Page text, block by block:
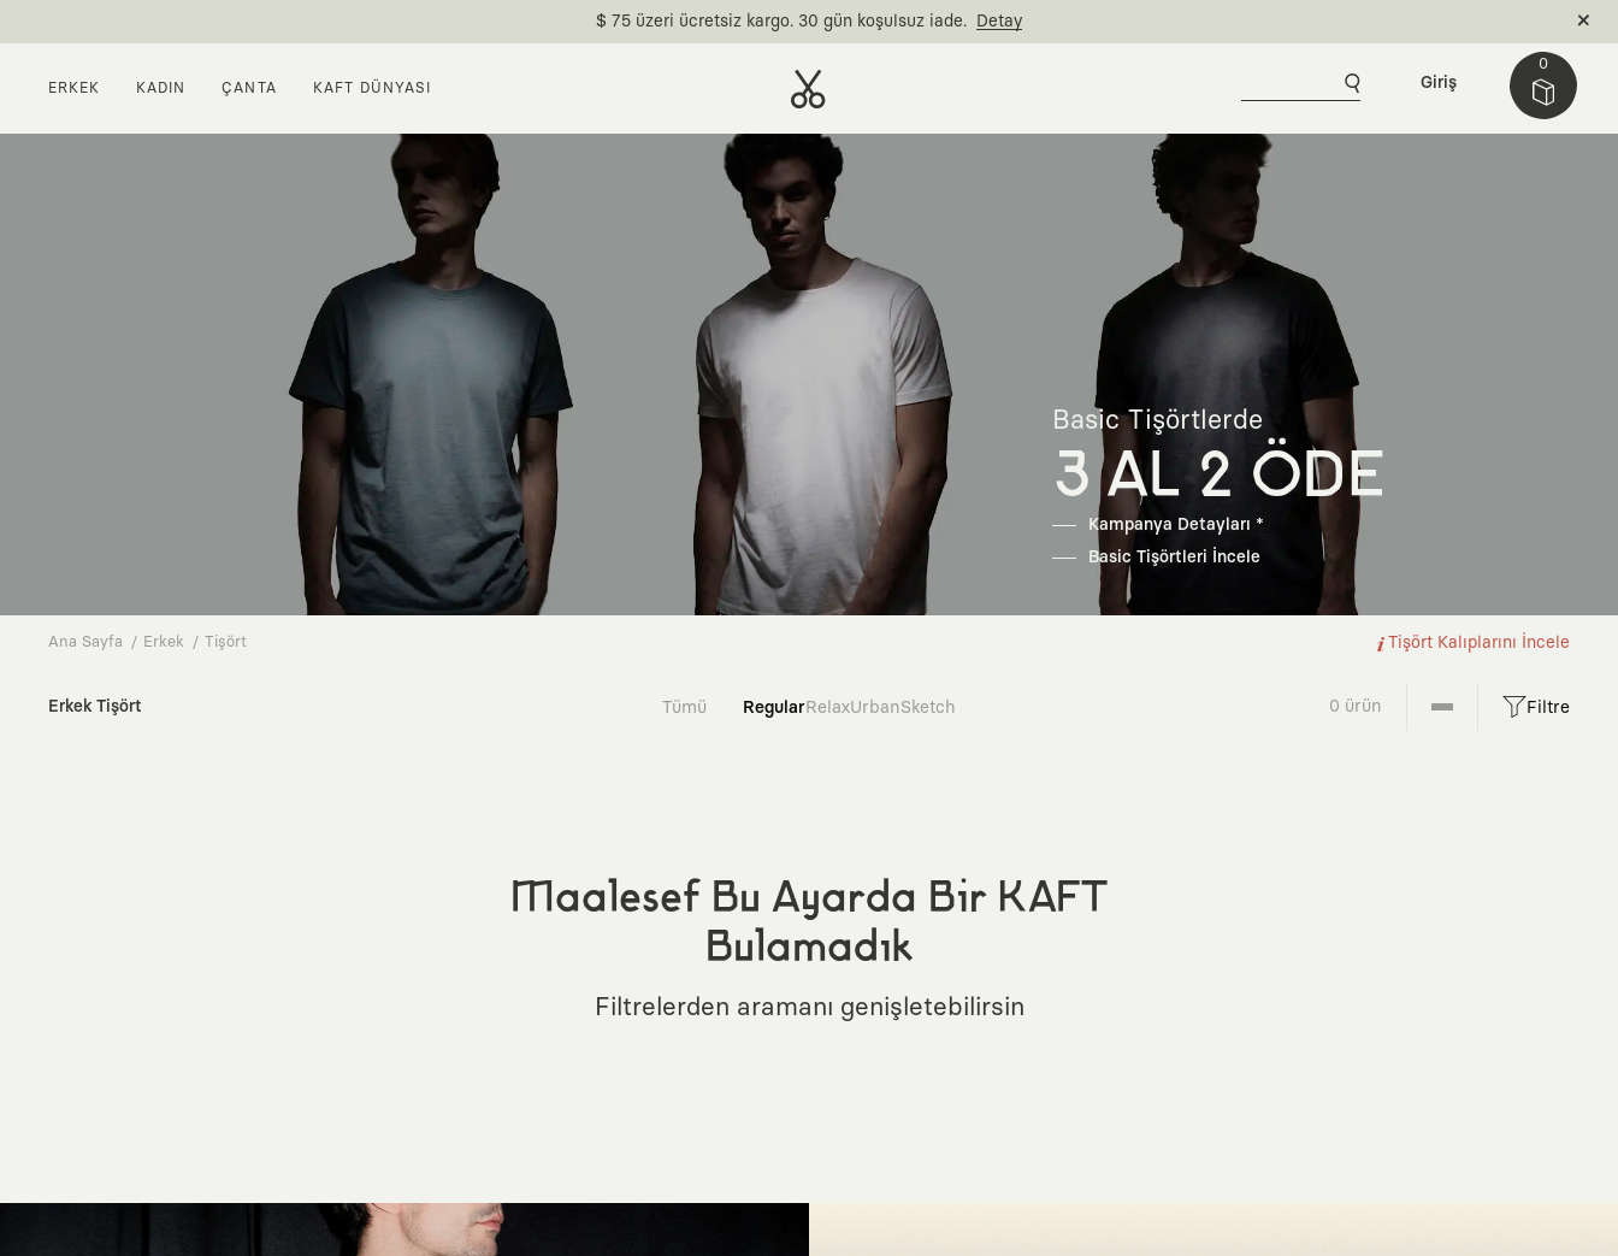
$ 75 üzeri ücretsiz kargo. 30 gün koşulsuz iade. Detay
ERKEK KADIN ÇANTA KAFT DÜNYASI
0
Giriş
Basic Tişörtlerde
3 AL 2 ÖDE
Kampanya Detayları *
Basic Tişörtleri İncele
Ana Sayfa Erkek Tişört Tişört Kalıplarını İncele
Erkek Tişört Tümü RegularRelaxUrbanSketch 0 ürün Filtre
Maalesef Bu Ayarda Bir KAFT
Bulamadık
Filtrelerden aramanı genişletebilirsin